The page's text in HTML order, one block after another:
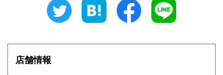
640円 三重県
滋賀県 700円 京都府 700円
大阪府
店舗情報